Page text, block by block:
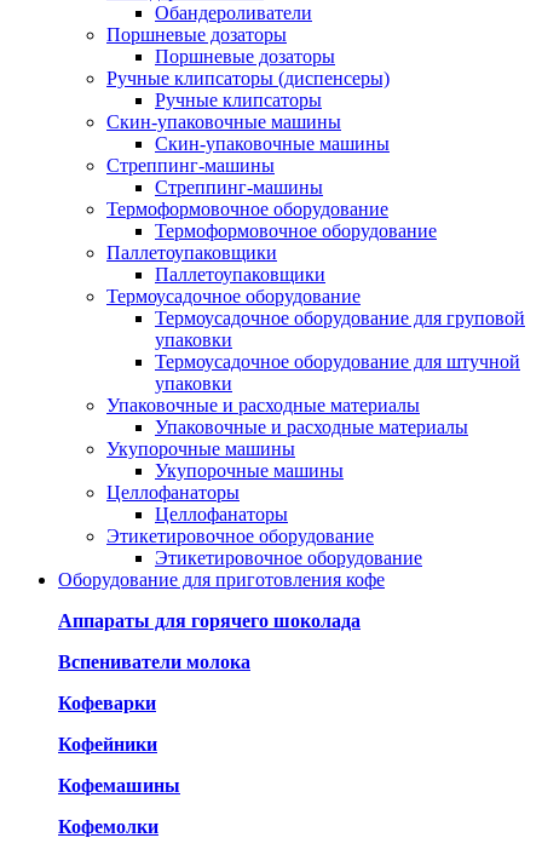
Обандероливатели
Поршневые дозаторы
Поршневые дозаторы
Ручные клипсаторы (диспенсеры)
Ручные клипсаторы
Скин-упаковочные машины
Скин-упаковочные машины
Стреппинг-машины
Стреппинг-машины
Термоформовочное оборудование
Термоформовочное оборудование
Паллетоупаковщики
Паллетоупаковщики
Термоусадочное оборудование
Термоусадочное оборудование для груповой
упаковки
Термоусадочное оборудование для штучной
упаковки
Упаковочные и расходные материалы
Упаковочные и расходные материалы
Укупорочные машины
Укупорочные машины
Целлофанаторы
Целлофанаторы
Этикетировочное оборудование
Этикетировочное оборудование
Оборудование для приготовления кофе
Аппараты для горячего шоколада
Вспениватели молока
Кофеварки
Кофейники
Кофемашины
Кофемолки